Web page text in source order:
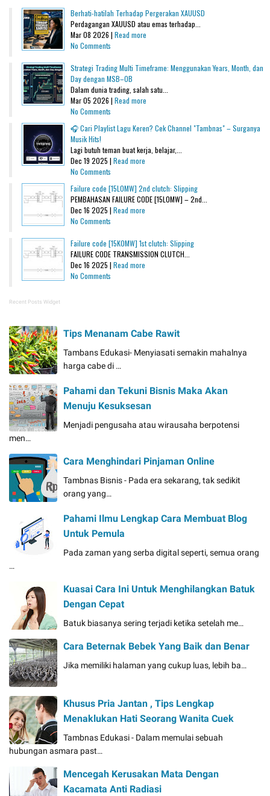
Berhati-hatilah Terhadap Pergerakan XAUUSD
Perdagangan XAUUSD atau emas terhadap...
Mar 08 2026 | Read more
No Comments
Strategi Trading Multi Timeframe: Menggunakan Years, Month, dan
Day dengan MSB–OB
Dalam dunia trading, salah satu...
Mar 05 2026 | Read more
No Comments
🎧 Cari Playlist Lagu Keren? Cek Channel "Tambnas" – Surganya
Musik Hits!
Lagi butuh teman buat kerja, belajar,...
Dec 19 2025 | Read more
No Comments
Failure code [15L0MW] 2nd clutch: Slipping
PEMBAHASAN FAILURE CODE [15L0MW] – 2nd...
Dec 16 2025 | Read more
No Comments
Failure code [15K0MW] 1st clutch: Slipping
FAILURE CODE TRANSMISSION CLUTCH...
Dec 16 2025 | Read more
No Comments
Recent Posts Widget
Tips Menanam Cabe Rawit
Tambans Edukasi- Menyiasati semakin mahalnya
harga cabe di …
Pahami dan Tekuni Bisnis Maka Akan
Menuju Kesuksesan
Menjadi pengusaha atau wirausaha berpotensi
men…
Cara Menghindari Pinjaman Online
Tambnas Bisnis - Pada era sekarang, tak sedikit
orang yang…
Pahami Ilmu Lengkap Cara Membuat Blog
Untuk Pemula
Pada zaman yang serba digital seperti, semua orang
…
Kuasai Cara Ini Untuk Menghilangkan Batuk
Dengan Cepat
Batuk biasanya sering terjadi ketika setelah me…
Cara Beternak Bebek Yang Baik dan Benar
Jika memiliki halaman yang cukup luas, lebih ba…
Khusus Pria Jantan , Tips Lengkap
Menaklukan Hati Seorang Wanita Cuek
Tambnas Edukasi - Dalam memulai sebuah
hubungan asmara past…
Mencegah Kerusakan Mata Dengan
Kacamata Anti Radiasi